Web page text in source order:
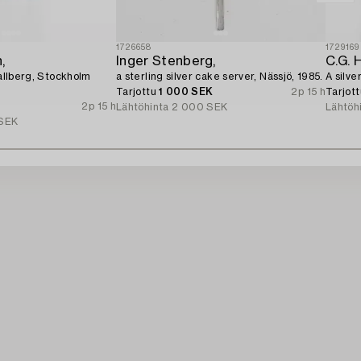
Stockholm
2p 15 h
1726658
Inger Stenberg,
a sterling silver cake server, Nässjö, 1985.
Tarjottu1 000 SEK
2p 15 h
Lähtöhinta 2 000 SEK
1729169
C.G.
A